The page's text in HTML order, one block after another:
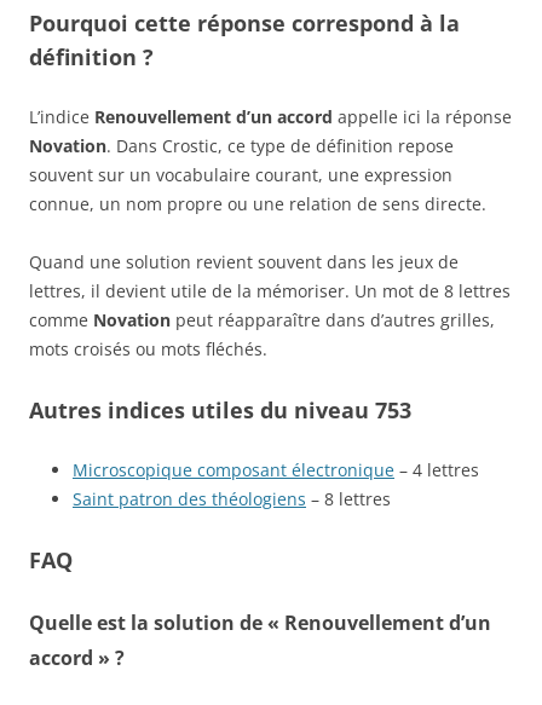
Pourquoi cette réponse correspond à la
définition ?
L’indice Renouvellement d’un accord appelle ici la réponse
Novation. Dans Crostic, ce type de définition repose
souvent sur un vocabulaire courant, une expression
connue, un nom propre ou une relation de sens directe.
Quand une solution revient souvent dans les jeux de
lettres, il devient utile de la mémoriser. Un mot de 8 lettres
comme Novation peut réapparaître dans d’autres grilles,
mots croisés ou mots fléchés.
Autres indices utiles du niveau 753
Microscopique composant électronique – 4 lettres
Saint patron des théologiens – 8 lettres
FAQ
Quelle est la solution de « Renouvellement d’un
accord » ?